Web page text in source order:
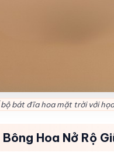
bộ bát đĩa hoa mặt trời với
Hoa Nở Rộ